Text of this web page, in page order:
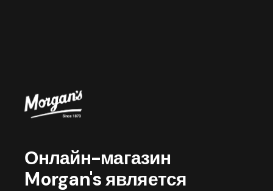
Онлайн-магазин
Morgan's является